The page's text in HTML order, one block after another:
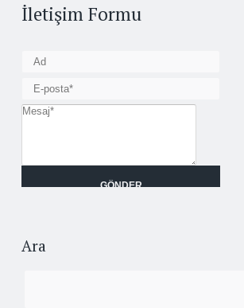
İletişim Formu
Ara